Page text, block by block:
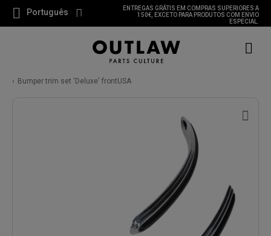
Português
ENTREGAS GRÁTIS EM COMPRAS SUPERIORES A
150€, EXCETO PARA PRODUTOS COM ENVIO
ESPECIAL.
Bumper trim set 'Deluxe' frontUSA